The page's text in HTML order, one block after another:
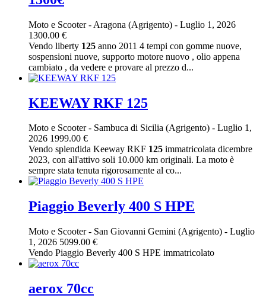
Moto e Scooter- Aragona (Agrigento) - Luglio 1, 2026
1300.00 €
Vendo liberty 125 anno 2011 4 tempi con gomme nuove,
sospensioni nuove, supporto motore nuovo , olio appena
cambiato , da vedere e provare al prezzo d...
KEEWAY RKF 125
Moto e Scooter- Sambuca di Sicilia (Agrigento) - Luglio 1,
2026 1999.00 €
Vendo splendida Keeway RKF 125 immatricolata dicembre
2023, con all'attivo soli 10.000 km originali. La moto è
sempre stata tenuta rigorosamente al co...
Piaggio Beverly 400 S HPE
Moto e Scooter- San Giovanni Gemini (Agrigento) - Luglio
1, 2026 5099.00 €
Vendo Piaggio Beverly 400 S HPE immatricolato
aerox 70cc